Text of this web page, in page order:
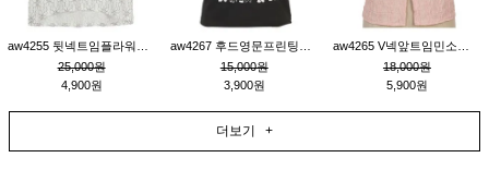
25,000원
4,900원
15,000원
3,900원
18,000원
5,900원
더보기 +